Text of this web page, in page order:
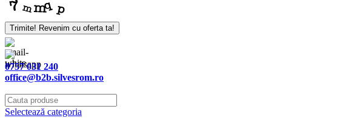
Trimite! Revenim cu oferta ta!
0757 031 240
office@b2b.silvesrom.ro
Selectează categoria